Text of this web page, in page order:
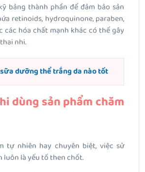
bảng thành phần để đảm bảo sản
retinoids, hydroquinone, paraben,
các hóa chất mạnh khác có thể gây
nhi.
sữa dưỡng thể trắng da nào tốt
dùng sản phẩm chăm
tự nhiên hay chuyên biệt, việc sử
luôn là yếu tố then chốt.